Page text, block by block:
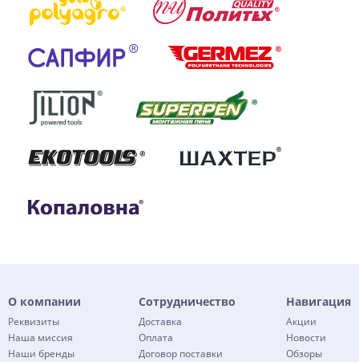
О компании
Реквизиты
Наша миссия
Наши бренды
Сотрудничество
Доставка
Оплата
Договор поставки
Навигация
Акции
Новости
Обзоры